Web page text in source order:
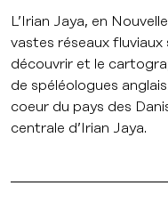
L’Irian Jaya, en
vastes réseaux
découvrir et le
de spéléologues
coeur du pays des
centrale d’Irian Jaya.